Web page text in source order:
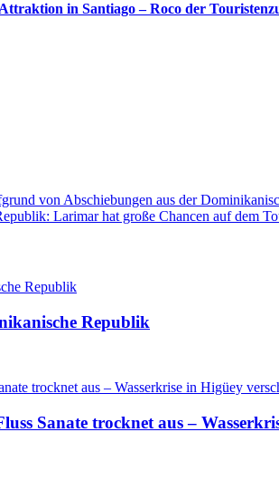
in Santiago – Roco der
von Abschiebungen aus der
Larimar hat große Chancen auf dem
Republik
Sanate trocknet aus –